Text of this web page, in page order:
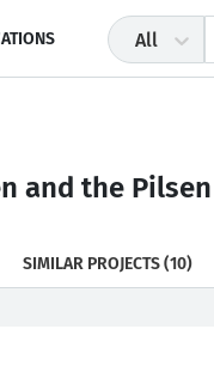
All
and the
SIMILAR PROJECTS(10)